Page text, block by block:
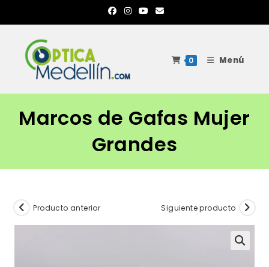
al
contenido
0 Menú
Marcos de Gafas Mujer
Grandes
Producto anterior Siguiente producto